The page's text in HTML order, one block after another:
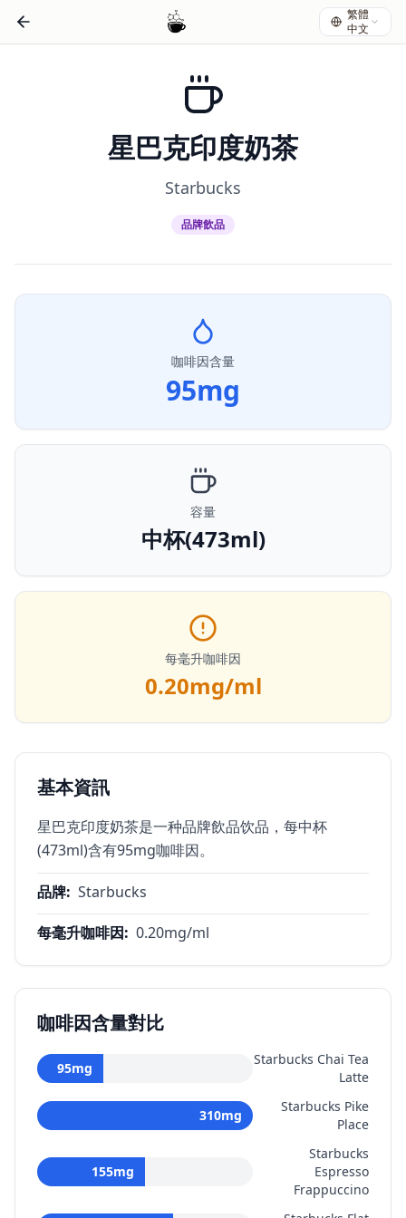
繁體
中文
星巴克印度奶茶
Starbucks
品牌飲品
咖啡因含量
95mg
容量
中杯(473ml)
每毫升咖啡因
0.20mg/ml
基本資訊
星巴克印度奶茶是一种品牌飲品饮品，每中杯
(473ml)含有95mg咖啡因。
品牌: Starbucks
每毫升咖啡因: 0.20mg/ml
咖啡因含量對比
95mg
Starbucks Chai Tea
Latte
310mg
Starbucks Pike
Place
155mg
Starbucks
Espresso
Frappuccino